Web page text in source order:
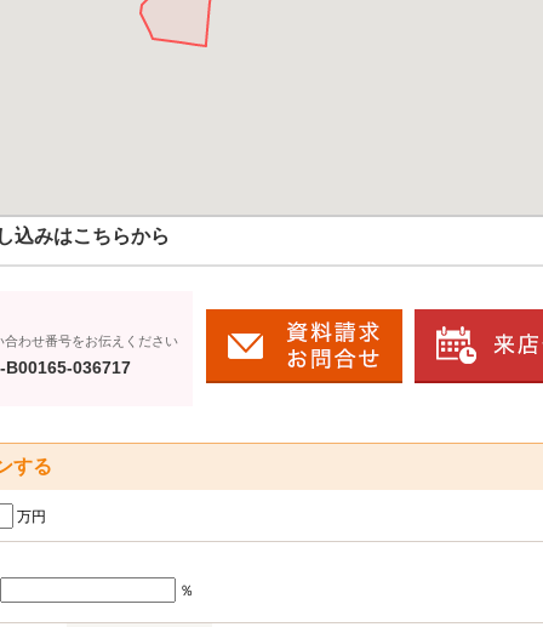
込みはこちらから
合わせ番号をお伝えください
B00165-036717
する
万円
％